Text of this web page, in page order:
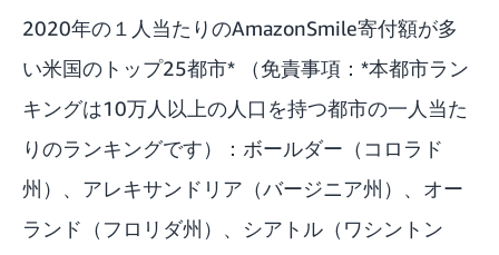
2020年の１人当たりのAmazonSmile寄付額が多
い米国のトップ25都市* （免責事項：*本都市ラン
キングは10万人以上の人口を持つ都市の一人当た
りのランキングです）：ボールダー（コロラド
州）、アレキサンドリア（バージニア州）、オー
ランド（フロリダ州）、シアトル（ワシントン